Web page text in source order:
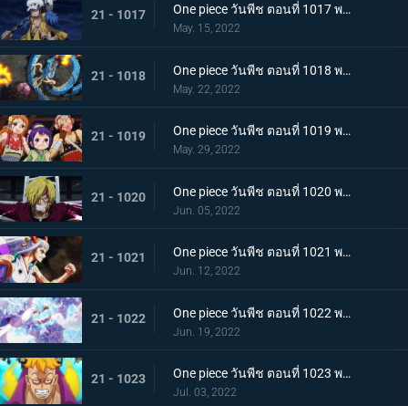
21 - 1017 One piece วันพีช ตอนที่ 1017 พากย์ไทย ออกท่าใหญ่ต่อเนื่อง! รุ่นที่เลวร้ายที่สุดโจมตีระห่ำ
May. 15, 2022
21 - 1018 One piece วันพีช ตอนที่ 1018 พากย์ไทย ไคโดหัวเราะ! สี่จักรพรรดิปะทะยุคสมัยใหม่
May. 22, 2022
21 - 1019 One piece วันพีช ตอนที่ 1019 พากย์ไทย แผนลับของโอทามะ! สุดยอดแผนการคิบิดังโกะ
May. 29, 2022
21 - 1020 One piece วันพีช ตอนที่ 1020 พากย์ไทย ซันจิตะโกนสุดเสียง! SOS ที่ดังก้องทั่วเกาะ
Jun. 05, 2022
21 - 1021 One piece วันพีช ตอนที่ 1021 พากย์ไทย สแพงค์แสนรุนแรง! ปัญหาเรื่องผู้หญิงของซันจิ
Jun. 12, 2022
21 - 1022 One piece วันพีช ตอนที่ 1022 พากย์ไทย ไม่นึกเสียใจ ลูฟี่กับลูกพี่สายสัมพันธ์ศิษย์อาจารย์
Jun. 19, 2022
21 - 1023 One piece วันพีช ตอนที่ 1023 พากย์ไทย เตรียมพร้อมเรียบร้อย! ช็อปเปอร์เฟจเนบูไลเซอร์
Jul. 03, 2022